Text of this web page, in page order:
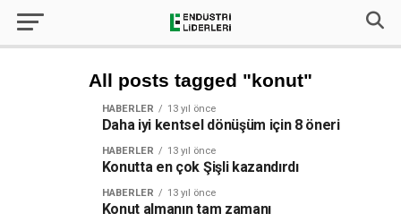
All posts tagged "konut"
HABERLER 13 yıl önce
Daha iyi kentsel dönüşüm için 8 öneri
HABERLER 13 yıl önce
Konutta en çok Şişli kazandırdı
HABERLER 13 yıl önce
Konut almanın tam zamanı